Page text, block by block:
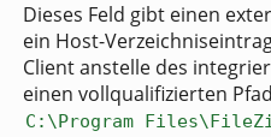
Dieses Feld gibt einen
ein Host-
Client anstelle des
einen vollqualifizierten
C:\Program